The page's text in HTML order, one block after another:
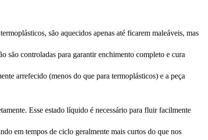
são aquecidos apenas até ficarem maleáveis, mas
são controladas para garantir enchimento completo e cura
arrefecido (menos do que para termoplásticos) e a peça
Esse estado líquido é necessário para fluir facilmente
em tempos de ciclo geralmente mais curtos do que nos